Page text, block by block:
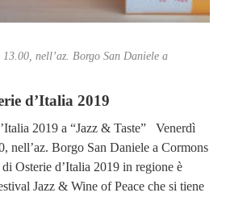
nell’az. Borgo San Daniele a
d’Italia 2019
2019 a “Jazz & Taste” Venerdì
nell’az. Borgo San Daniele a Cormons
Osterie d’Italia 2019 in regione è
Jazz & Wine of Peace che si tiene